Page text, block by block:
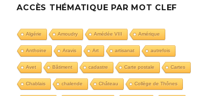
ACCÈS THÉMATIQUE PAR MOT CLEF
Algérie Amoudry Amédée VIII Amérique
Anthoine Aravis Art artisanat autrefois
Avet Bâtiment cadastre Carte postale Cartes
Chablais chalende Château Collège de Thônes